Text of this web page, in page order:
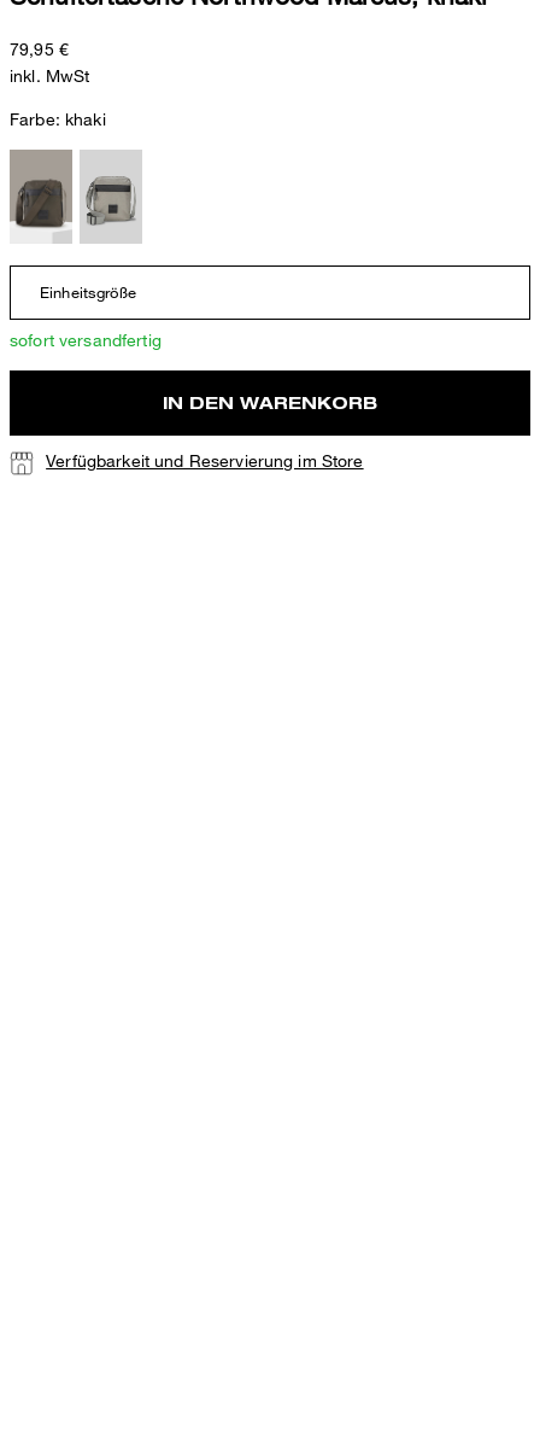
79,95 €
inkl. MwSt
Farbe: khaki
Einheitsgröße
sofort versandfertig
IN DEN WARENKORB
Verfügbarkeit und Reservierung im Store